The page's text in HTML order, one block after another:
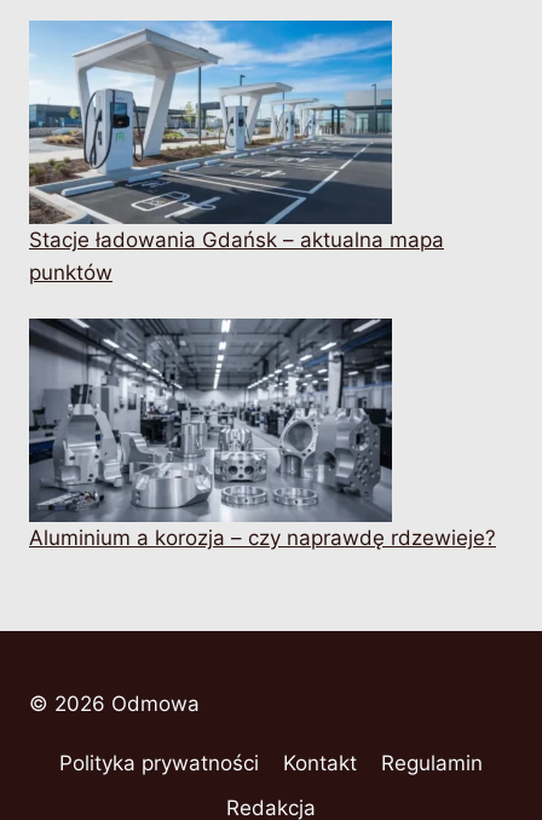
Stacje ładowania Gdańsk – aktualna mapa
punktów
Aluminium a korozja – czy naprawdę rdzewieje?
© 2026 Odmowa
Polityka prywatności Kontakt
Regulamin
Redakcja